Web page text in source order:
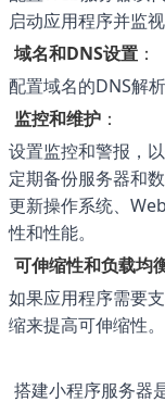
启动应用程序并监视
域名和DNS设置 ：
配置域名的DNS解
监控和维护 ：
设置监控和警报，
定期备份服务器和数
更新操作系统、
性和性能。
可伸缩性和负载均
如果应用程序需要
缩来提高可伸缩性。
搭建小程序服务器